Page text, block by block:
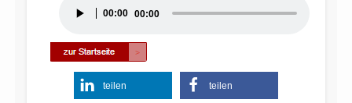
Player
00:00 00:00
teilen teilen